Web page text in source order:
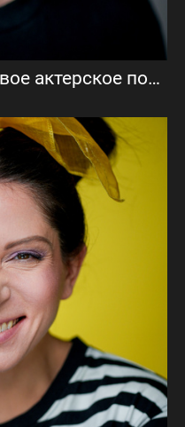
Даня Кучеренко (базовое актерское портфолио)